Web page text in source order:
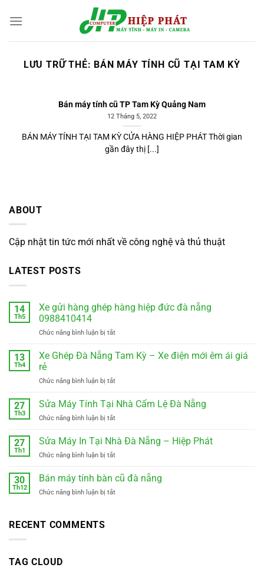
đến
LƯU TRỮ THẺ: BÁN MÁY TÍNH CŨ TẠI TAM KỲ
ABOUT
Cập nhật tin tức mới nhất về công nghệ và thủ thuật
LATEST POSTS
14
Th5
Xe gửi hàng ghép hàng hiệp đức đà nẵng
0988410414
Chức năng bình luận bị tắtở
gửi
hàng
đức
nẵng
13
Th4
Xe Ghép Đà Nẵng Tam Kỳ – Xe điện mới êm ái giá
rẻ
Chức năng bình luận bị tắtở
Ghép
Nẵng
Kỳ
mới
êm
27
Th3
Sửa Máy Tính Tại Nhà Cẩm Lệ Đà Nẵng
Chức năng bình luận bị tắtở
Máy
Tại
Cẩm
27
Th1
Sửa Máy In Tại Nhà Đà Nẵng – Hiệp Phát
Chức năng bình luận bị tắtở
Máy
Tại
30
Th12
Bán máy tính bàn cũ đà nẵng
Chức năng bình luận bị tắtở
RECENT COMMENTS
TAG CLOUD
Bán máy tính cũ TP Tam Kỳ Quảng Nam
12 Tháng 5, 2022
BÁN MÁY TÍNH TẠI TAM KỲ CỬA HÀNG HIỆP PHÁT Thời gian
gần đây thị [...]